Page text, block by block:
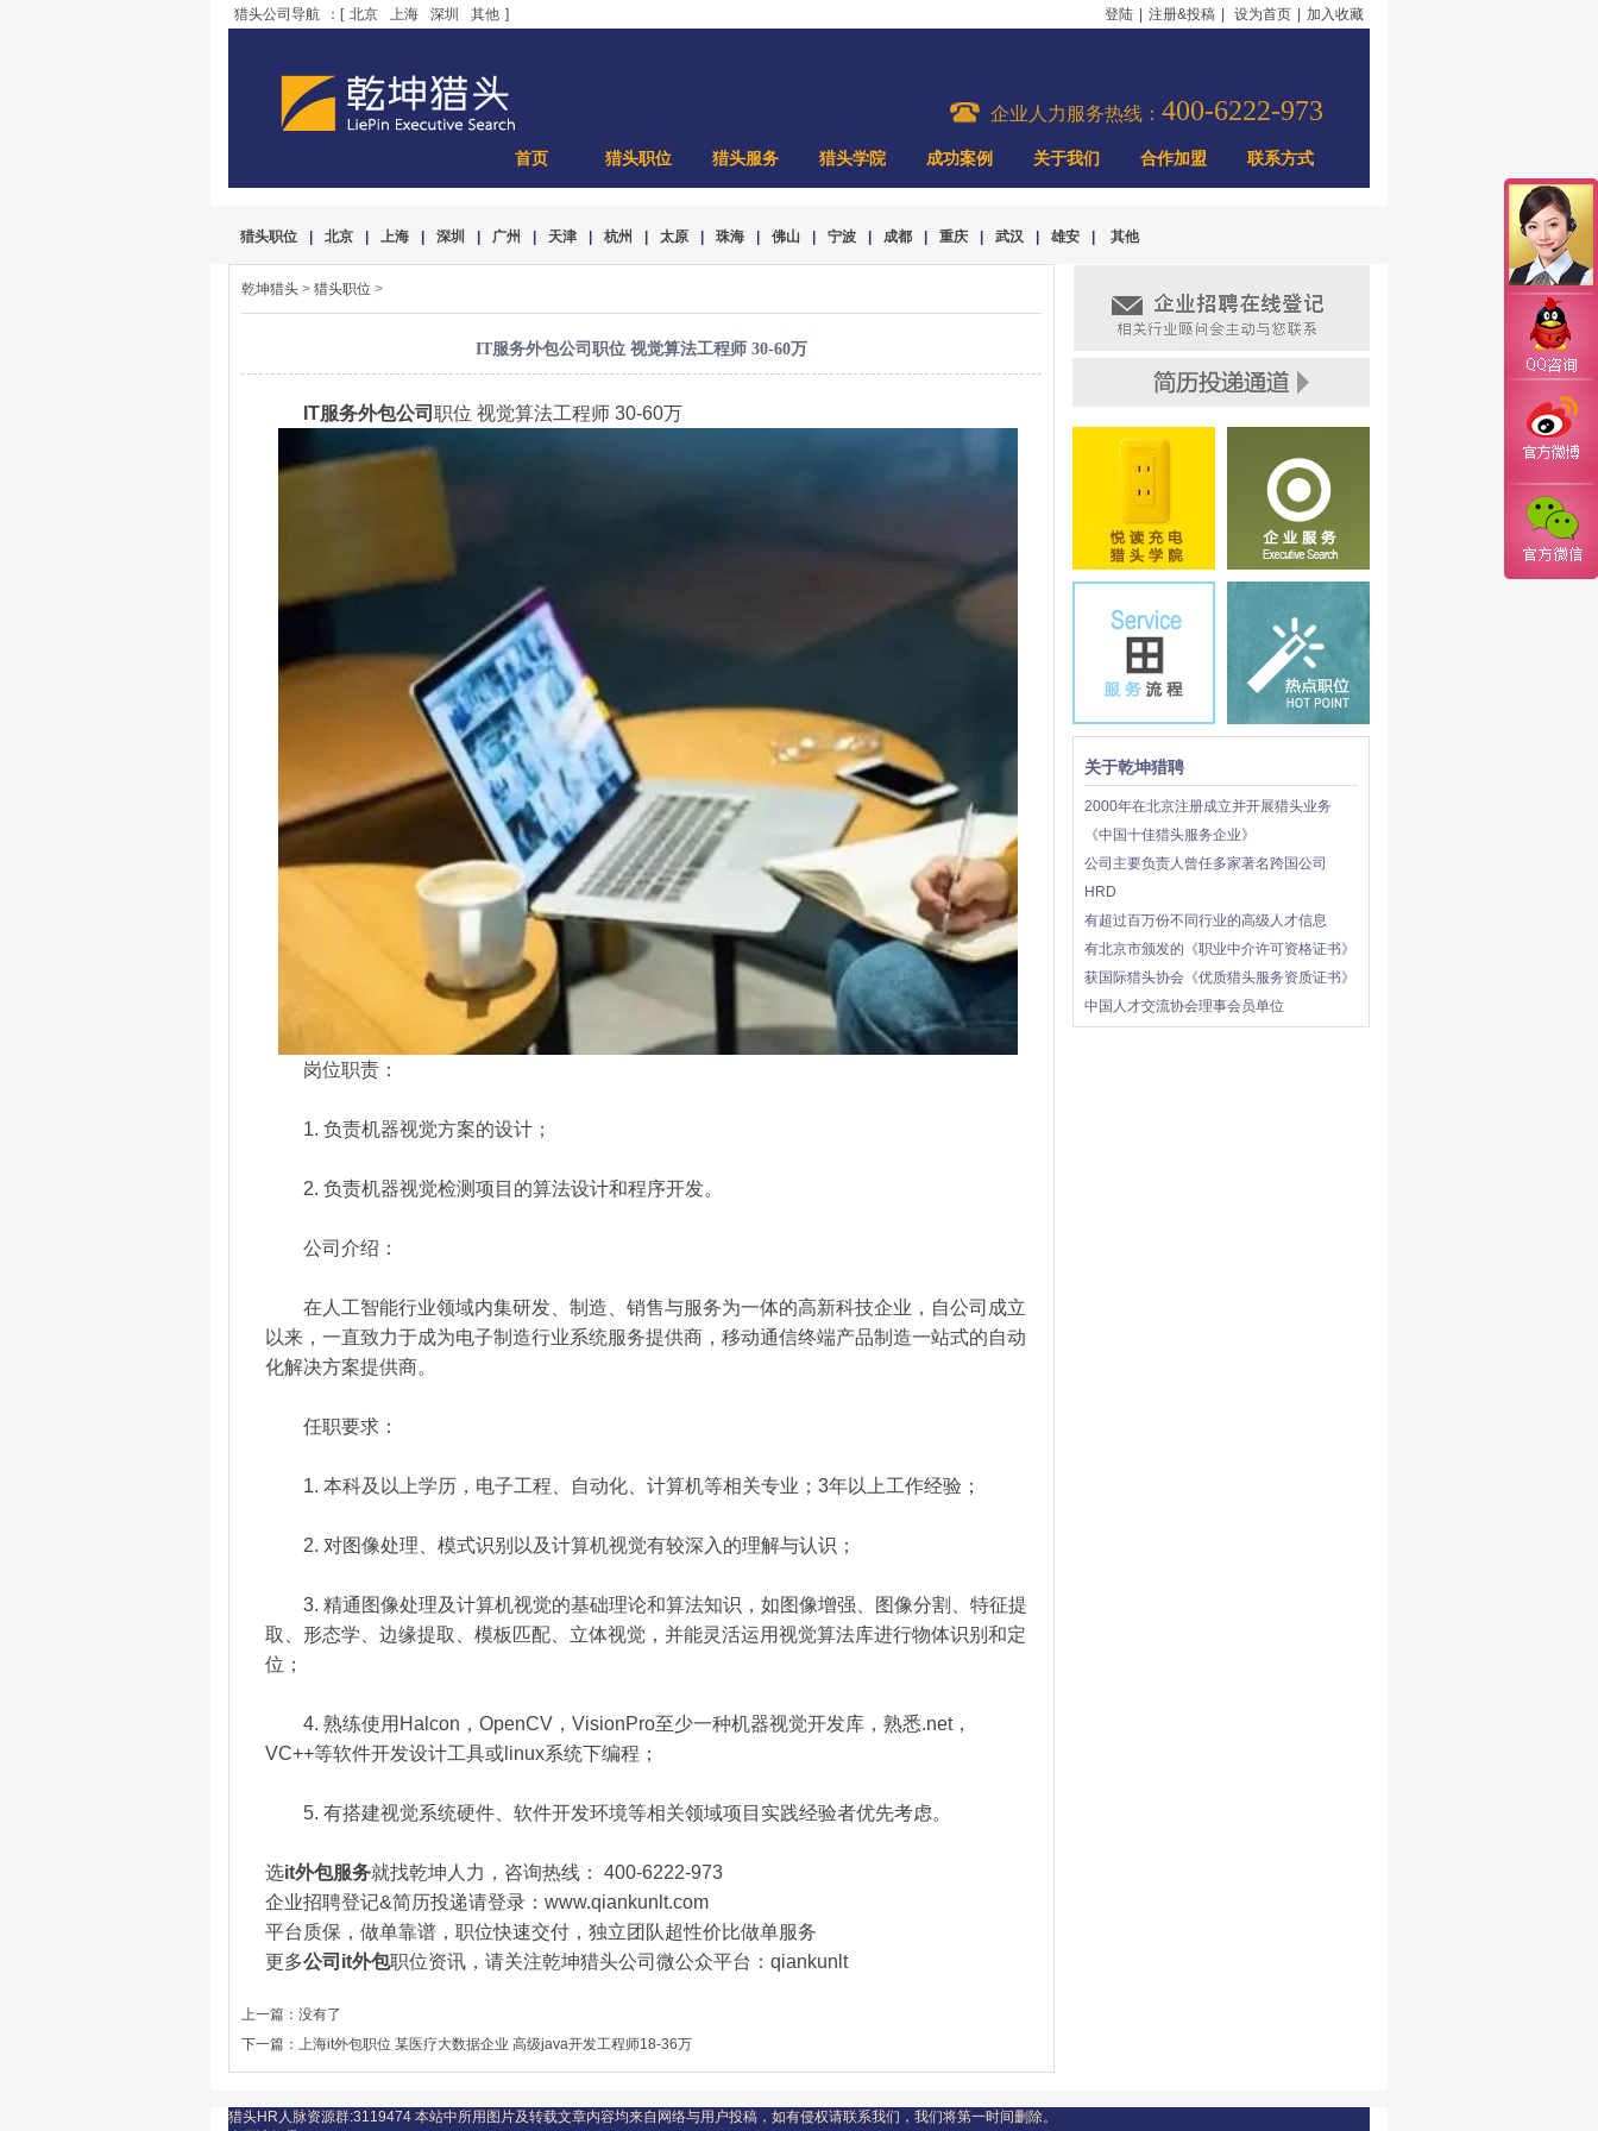
猎头公司导航 ：[ 北京 上海 深圳 其他 ] 登陆 注册&投稿 设为首页 加入收藏
企业人力服务热线： 400-6222-973
首页 猎头职位 猎头服务 猎头学院 成功案例 关于我们 合作加盟 联系方式
猎头职位 北京 上海 深圳 广州 天津 杭州 太原 珠海 佛山 宁波 成都 重庆 武汉 雄安 其他
乾坤猎头 > 猎头职位 >
IT服务外包公司职位 视觉算法工程师 30-60万
IT服务外包公司 职位 视觉算法工程师 30-60万
岗位职责：
1. 负责机器视觉方案的设计；
2. 负责机器视觉检测项目的算法设计和程序开发。
公司介绍：
在人工智能行业领域内集研发、制造、销售与服务为一体的高新科技企业，自公司成立
以来，一直致力于成为电子制造行业系统服务提供商，移动通信终端产品制造一站式的自动
化解决方案提供商。
任职要求：
1. 本科及以上学历，电子工程、自动化、计算机等相关专业；3年以上工作经验；
2. 对图像处理、模式识别以及计算机视觉有较深入的理解与认识；
3. 精通图像处理及计算机视觉的基础理论和算法知识，如图像增强、图像分割、特征提
取、形态学、边缘提取、模板匹配、立体视觉，并能灵活运用视觉算法库进行物体识别和定
位；
4. 熟练使用Halcon，OpenCV，VisionPro至少一种机器视觉开发库，熟悉.net，
VC++等软件开发设计工具或linux系统下编程；
5. 有搭建视觉系统硬件、软件开发环境等相关领域项目实践经验者优先考虑。
选it外包服务就找乾坤人力，咨询热线： 400-6222-973
企业招聘登记&简历投递请登录：www.qiankunlt.com
平台质保，做单靠谱，职位快速交付，独立团队超性价比做单服务
更多公司it外包职位资讯，请关注乾坤猎头公司微公众平台：qiankunlt
上一篇： 没有了
下一篇： 上海it外包职位 某医疗大数据企业 高级java开发工程师18-36万
关于乾坤猎聘
2000年在北京注册成立并开展猎头业务
《中国十佳猎头服务企业》
公司主要负责人曾任多家著名跨国公司
HRD
有超过百万份不同行业的高级人才信息
有北京市颁发的《职业中介许可资格证书》
获国际猎头协会《优质猎头服务资质证书》
中国人才交流协会理事会员单位
猎头HR人脉资源群:3119474 本站中所用图片及转载文章内容均来自网络与用户投稿，如有侵权请联系我们，我们将第一时间删除。